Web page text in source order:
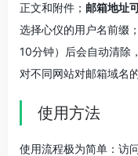
正文和附件； 邮箱地址
选择心仪的用户名前缀；
10分钟）后会自动清除
对不同网站对邮箱域名的
使用方法
使用流程极为简单：访